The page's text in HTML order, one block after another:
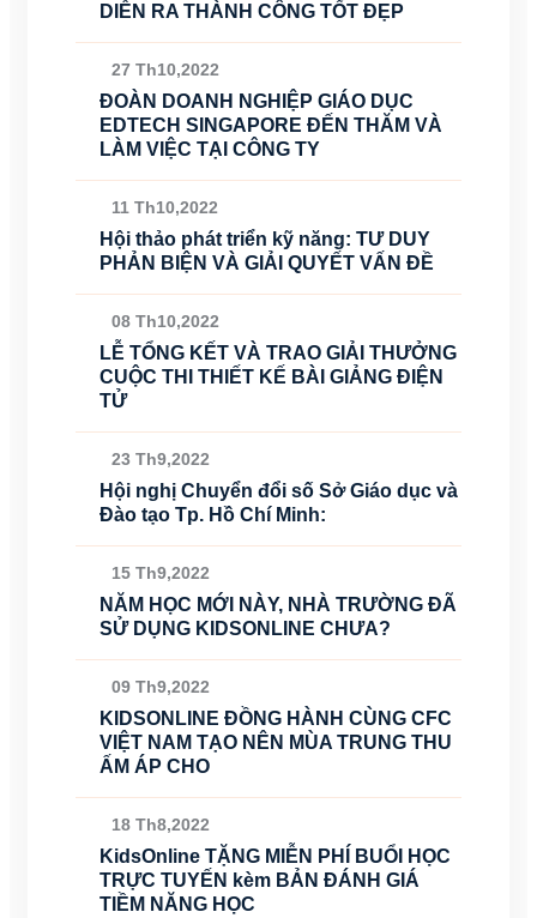
DIỄN RA THÀNH CÔNG TỐT ĐẸP
27 Th10,2022
ĐOÀN DOANH NGHIỆP GIÁO DỤC
EDTECH SINGAPORE ĐẾN THĂM VÀ
LÀM VIỆC TẠI CÔNG TY
11 Th10,2022
Hội thảo phát triển kỹ năng: TƯ DUY
PHẢN BIỆN VÀ GIẢI QUYẾT VẤN ĐỀ
08 Th10,2022
LỄ TỔNG KẾT VÀ TRAO GIẢI THƯỞNG
CUỘC THI THIẾT KẾ BÀI GIẢNG ĐIỆN
TỬ
23 Th9,2022
Hội nghị Chuyển đổi số Sở Giáo dục và
Đào tạo Tp. Hồ Chí Minh:
15 Th9,2022
NĂM HỌC MỚI NÀY, NHÀ TRƯỜNG ĐÃ
SỬ DỤNG KIDSONLINE CHƯA?
09 Th9,2022
KIDSONLINE ĐỒNG HÀNH CÙNG CFC
VIỆT NAM TẠO NÊN MÙA TRUNG THU
ẤM ÁP CHO
18 Th8,2022
KidsOnline TẶNG MIỄN PHÍ BUỔI HỌC
TRỰC TUYẾN kèm BẢN ĐÁNH GIÁ
TIỀM NĂNG HỌC